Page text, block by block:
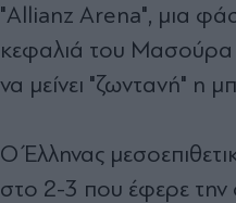
"Allianz Arena", μια
κεφαλιά του Μασούρα
να μείνει "ζωντανή" η
Ο Έλληνας
στο 2-3 που έφερε την